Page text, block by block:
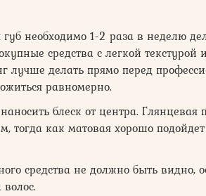
необходимо 1-2 раза в неделю
средства с легкой
лучше делать прямо перед
равномерно.
блеск от центра. Глянцевая
тогда как матовая хорошо
средства не должно быть видно,